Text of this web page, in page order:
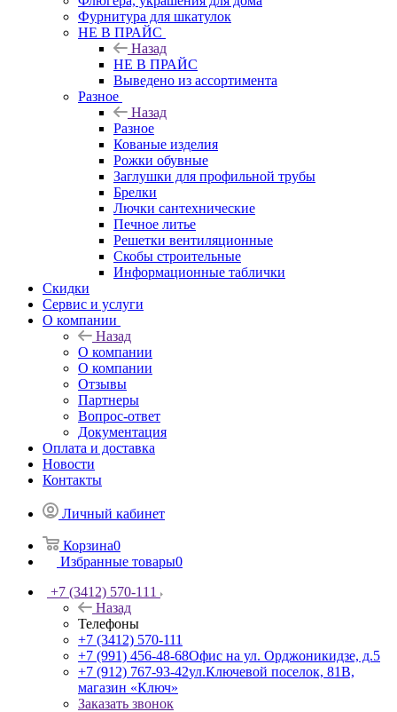
Фурнитура для шкатулок
НЕ В ПРАЙС
Назад
НЕ В ПРАЙС
Выведено из ассортимента
Разное
Назад
Разное
Кованые изделия
Рожки обувные
Заглушки для профильной трубы
Брелки
Лючки сантехнические
Печное литье
Решетки вентиляционные
Скобы строительные
Информационные таблички
Скидки
Сервис и услуги
О компании
Назад
О компании
О компании
Отзывы
Партнеры
Вопрос-ответ
Документация
Оплата и доставка
Новости
Контакты
Личный кабинет
Корзина0
Избранные товары0
+7 (3412) 570-111
Назад
Телефоны
+7 (3412) 570-111
+7 (991) 456-48-68Офис на ул. Орджоникидзе, д.5
+7 (912) 767-93-42ул.Ключевой поселок, 81В,
магазин «Ключ»
Заказать звонок